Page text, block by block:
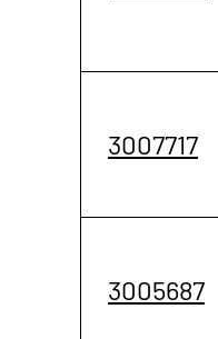
3007717
3005687